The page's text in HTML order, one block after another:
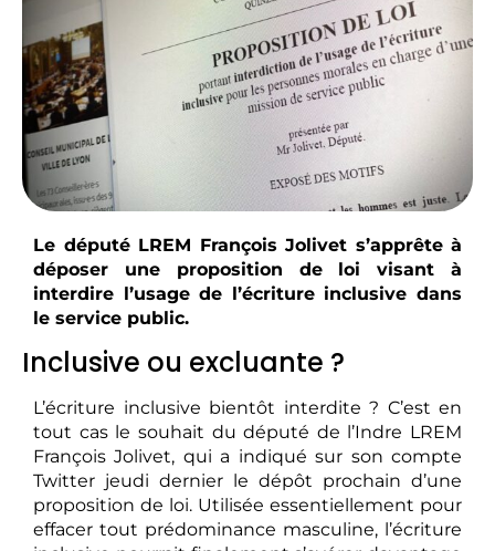
Le député LREM François Jolivet s’apprête à
déposer une proposition de loi visant à
interdire l’usage de l’écriture inclusive dans
le service public.
Inclusive ou excluante ?
L’écriture inclusive bientôt interdite ? C’est en
tout cas le souhait du député de l’Indre LREM
François Jolivet, qui a indiqué sur son compte
Twitter jeudi dernier le dépôt prochain d’une
proposition de loi. Utilisée essentiellement pour
effacer tout prédominance masculine, l’écriture